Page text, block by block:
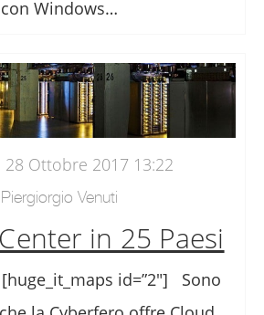
con Windows…
28 Ottobre 2017 13:22
Piergiorgio Venuti
in 25 Paesi
id=”2″] Sono